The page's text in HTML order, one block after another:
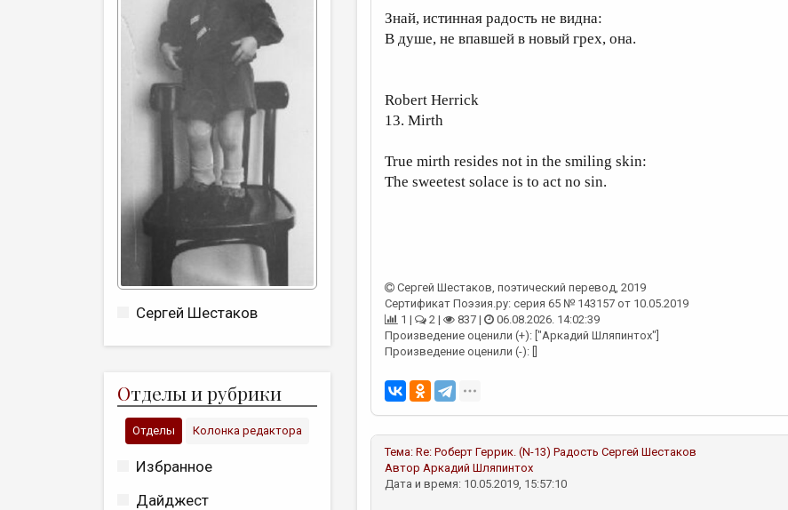
Сергей Шестаков
Отделы и рубрики
Отделы Колонка редактора
Избранное
Дайджест
Знай, истинная радость не видна:
В душе, не впавшей в новый грех, она.
Robert Herrick
13. Mirth
True mirth resides not in the smiling skin:
The sweetest solace is to act no sin.
Сергей Шестаков, поэтический перевод, 2019
Сертификат Поэзия.ру: серия 65 № 143157 от 10.05.2019
1 |
2 | 837 |
06.08.2026. 14:02:39
Произведение оценили (+): ["Аркадий Шляпинтох"]
Произведение оценили (-): []
Тема: Re: Роберт Геррик. (N-13) Радость Сергей Шестаков
Автор Аркадий Шляпинтох
Дата и время: 10.05.2019, 15:57:10